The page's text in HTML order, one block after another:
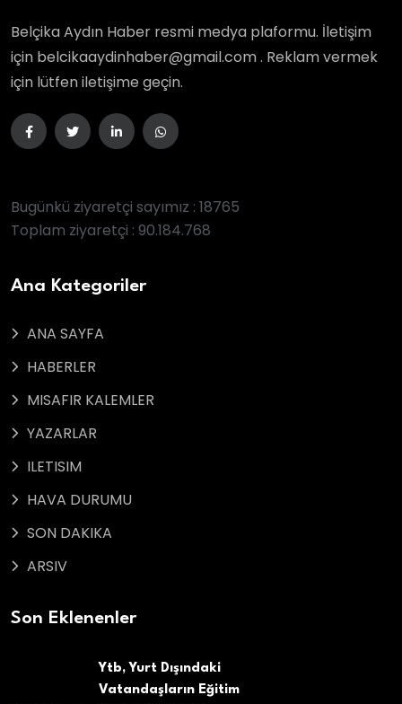
Belçika Aydın Haber resmi medya plaformu. İletişim
için belcikaaydinhaber@gmail.com . Reklam vermek
için lütfen iletişime geçin.
Bugünkü ziyaretçi sayımız : 18765
Toplam ziyaretçi : 90.184.768
Ana Kategoriler
ANA SAYFA
HABERLER
MISAFIR KALEMLER
YAZARLAR
ILETISIM
HAVA DURUMU
SON DAKIKA
ARSIV
Son Eklenenler
Ytb, Yurt Dışındaki
Vatandaşların Eğitim